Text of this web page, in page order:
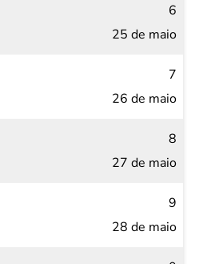
6
25 de maio
7
26 de maio
8
27 de maio
9
28 de maio